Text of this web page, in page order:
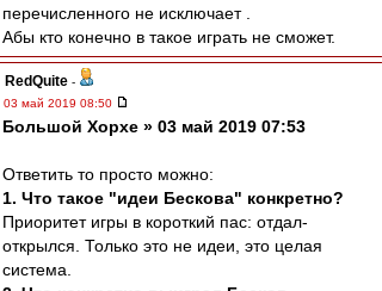
перечисленного не исключает .
Абы кто конечно в такое играть не сможет.
RedQuite -
03 май 2019 08:50
Большой Хорхе » 03 май 2019 07:53
Ответить то просто можно:
1. Что такое "идеи Бескова" конкретно?
Приоритет игры в короткий пас: отдал-
открылся. Только это не идеи, это целая
система.